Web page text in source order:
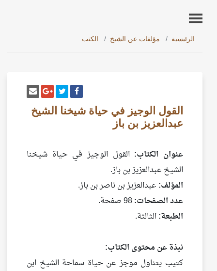
الرئيسية مؤلفات عن الشيخ الكتب
شارك على فيسبوك
أنشر تغريدةشارك على
القول الوجيز في حياة شيخنا الشيخ
عبدالعزيز بن باز
عنوان الكتاب:القول الوجيز في حياة شيخنا
الشيخ عبدالعزيز بن باز.
المؤلف: عبدالعزيز بن ناصر بن باز.
عدد الصفحات:
الطبعة:الثالثة.
نبذة عن محتوى الكتاب:
كتيب يتناول موجز عن حياة سماحة الشيخ ابن